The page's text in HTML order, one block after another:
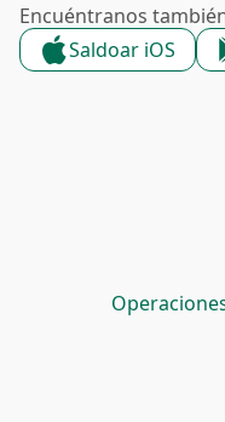
Encuéntranos
Saldoar iOS